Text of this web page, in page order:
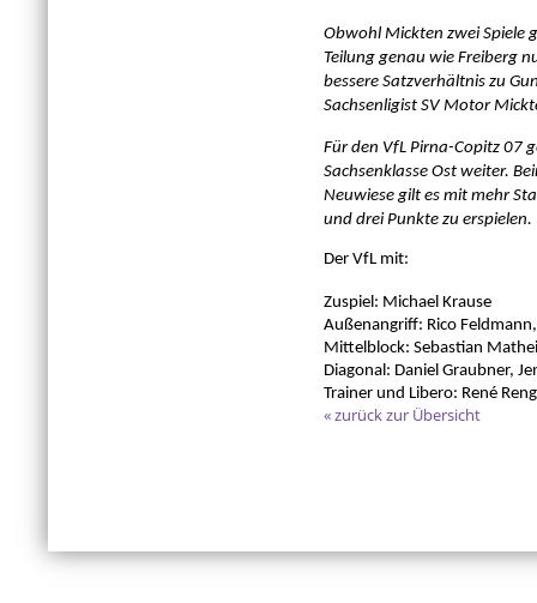
Obwohl Mickten zwei Spiele
Teilung genau wie Freiberg
bessere Satzverhältnis zu
Sachsenligist SV Motor
Für den VfL Pirna-Copitz 07
Sachsenklasse Ost weiter.
Neuwiese gilt es mit mehr
und drei Punkte zu erspielen.
Der VfL mit:
Zuspiel: Michael Krause
Außenangriff: Rico
Mittelblock: Sebastian
Diagonal: Daniel Graubner,
Trainer und Libero: René
« zurück zur Übersicht